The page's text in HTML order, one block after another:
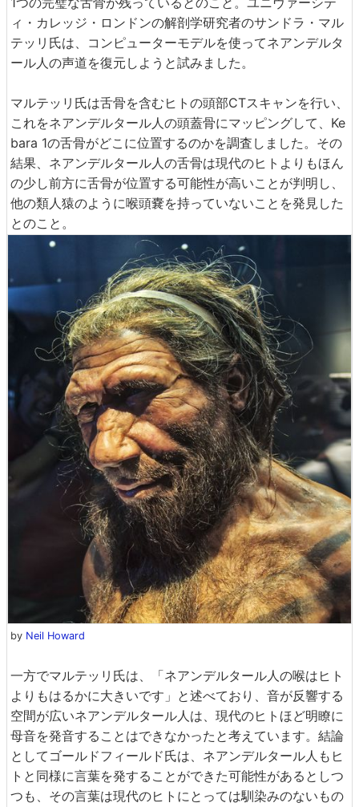
ィ・カレッジ・ロンドンの解剖学研究者のサンドラ・マル
テッリ氏は、コンピューターモデルを使ってネアンデルタ
ール人の声道を復元しようと試みました。
マルテッリ氏は舌骨を含むヒトの頭部CTスキャンを行い、
これをネアンデルタール人の頭蓋骨にマッピングして、Ke
bara 1の舌骨がどこに位置するのかを調査しました。その
結果、ネアンデルタール人の舌骨は現代のヒトよりもほん
の少し前方に舌骨が位置する可能性が高いことが判明し、
他の類人猿のように喉頭嚢を持っていないことを発見した
とのこと。
by Neil Howard
一方でマルテッリ氏は、「ネアンデルタール人の喉はヒト
よりもはるかに大きいです」と述べており、音が反響する
空間が広いネアンデルタール人は、現代のヒトほど明瞭に
母音を発音することはできなかったと考えています。結論
としてゴールドフィールド氏は、ネアンデルタール人もヒ
トと同様に言葉を発することができた可能性があるとしつ
つも、その言葉は現代のヒトにとっては馴染みのないもの